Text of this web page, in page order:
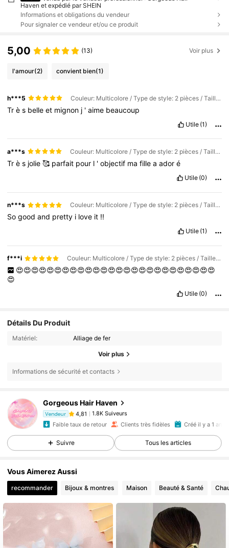
Haven et expédié par SHEIN
Informations et obligations du vendeur
Pour signaler ce vendeur et/ou ce produit
5,00 (13) Voir plus
l'amour(2) convient bien(1)
h***5 Couleur: Multicolore / Type de style: 2 pièces / Taille: Taille Unique
Très belleet mignon j 'aime beaucoup
Utile (1)
a***s Couleur: Multicolore / Type de style: 2 pièces / Taille: Taille Unique
Très jolie🥰 parfait pour l 'objectif mafilleaadoré
Utile (0)
n***s Couleur: Multicolore / Type de style: 2 pièces / Taille: Taille Unique
Sogoodand pretty i love it !!
Utile (1)
f***i Couleur: Multicolore / Type de style: 2 pièces / Taille: Taille Unique
😍😍😍😍😍😍😍😍😍😍😍😍😍😍😍😍😍😍😍😍😍😍😍😍😍😍
😍
Utile (0)
Détails Du Produit
Matériel: Alliage de fer
Voir plus
Informations de sécurité et contacts
Gorgeous Hair Haven
Vendeur
4,81
1.8K Suiveurs
p***2est en train de naviguer
4,81
1.8K Suiveurs
Faible taux de retour Clients très fidèles Créé il y a 1 an
Suivre Tous les articles
Vous Aimerez Aussi
recommander Bijoux & montres Maison Beauté & Santé